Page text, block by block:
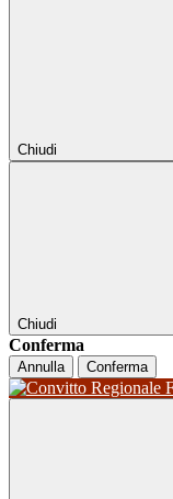
Chiudi
Chiudi
Conferma
Annulla Conferma